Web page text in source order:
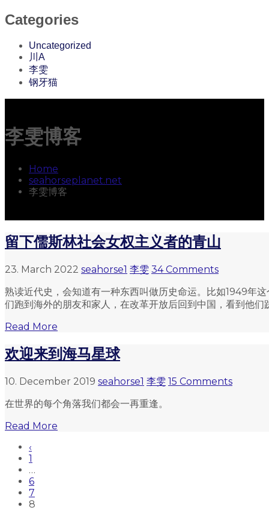
Categories
Uncategorized
川A
李雯
钢牙猫
李雯博客
Home
seahorseplanet.net
李雯博客
留下儒斯林社会女权主义者的青山
23. March 2022 seahorse1 李雯 34 Comments
熟读近代史，会知道有一种东西叫做历史命运。比如1949年
们跑到海外的朋友和家人，在改革开放后回到中国，看到他们
Read More
欢迎来到海马星球
10. December 2019 seahorse1 李雯 15 Comments
在世界的每个角落我们都会一再重逢。
Read More
‹
1
…
6
7
8